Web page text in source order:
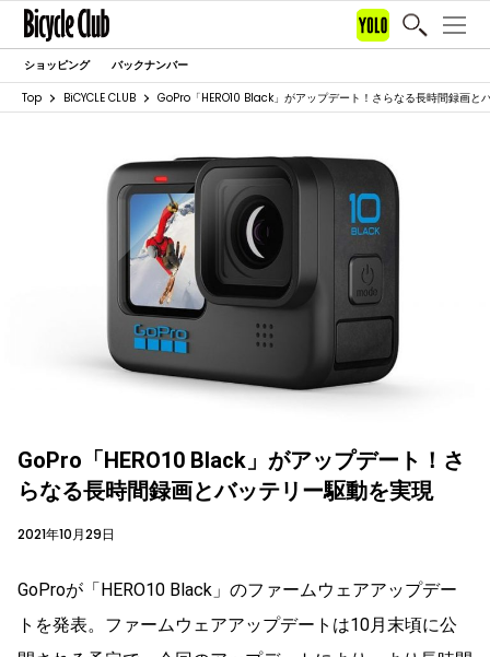
ショッピング バックナンバー
Top BiCYCLE CLUB GoPro「HERO10 Black」がアップデート！さらなる長時間録画と
GoPro「HERO10 Black」がアップデート！さ
らなる長時間録画とバッテリー駆動を実現
2021年10月29日
GoProが「HERO10 Black」のファームウェアアップデー
トを発表。ファームウェアアップデートは10月末頃に公